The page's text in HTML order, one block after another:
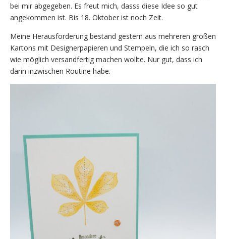
bei mir abgegeben. Es freut mich, dasss diese Idee so gut
angekommen ist. Bis 18. Oktober ist noch Zeit.
Meine Herausforderung bestand gestern aus mehreren großen
Kartons mit Designerpapieren und Stempeln, die ich so rasch
wie möglich versandfertig machen wollte. Nur gut, dass ich
darin inzwischen Routine habe.